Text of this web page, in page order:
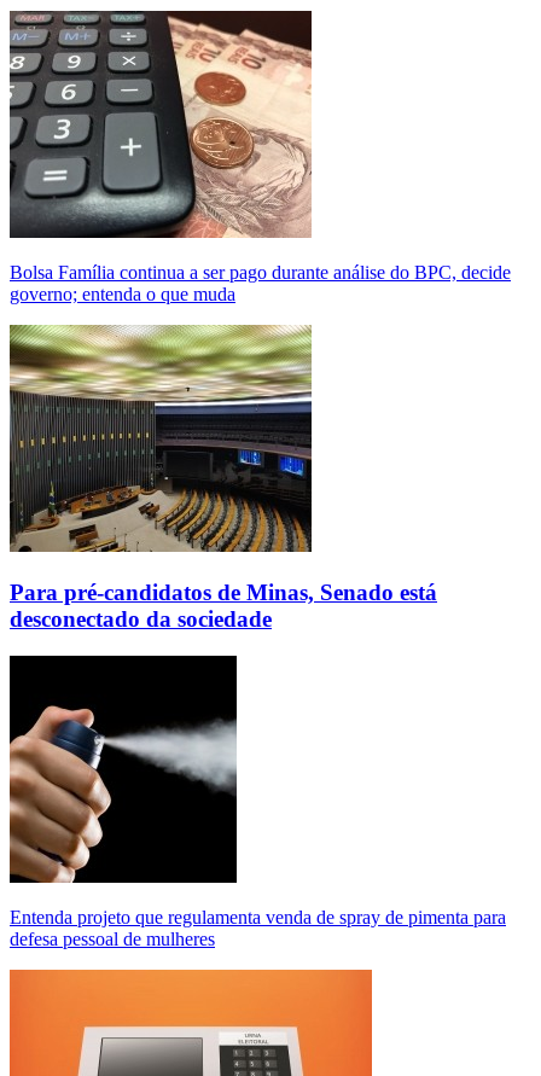
Bolsa Família continua a ser pago durante análise do BPC, decide
governo; entenda o que muda
Para pré-candidatos de Minas, Senado está
desconectado da sociedade
Entenda projeto que regulamenta venda de spray de pimenta para
defesa pessoal de mulheres